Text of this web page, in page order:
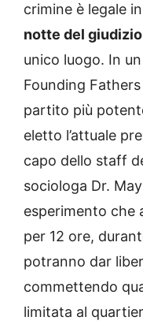
crimine è legale
notte del giudizio
unico luogo. In
Founding
partito più
eletto l’attuale
capo dello staff
sociologa Dr.
esperimento che
per 12 ore,
potranno dar
commettendo
limitata al